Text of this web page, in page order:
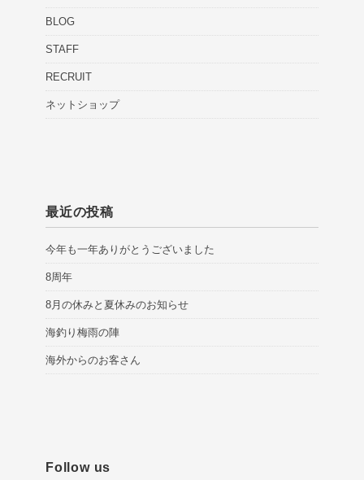
BLOG
STAFF
RECRUIT
ネットショップ
最近の投稿
今年も一年ありがとうございました
8周年
8月の休みと夏休みのお知らせ
海釣り梅雨の陣
海外からのお客さん
Follow us